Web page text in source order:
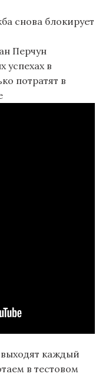
снова блокирует
Перчун
успехах в
потратят в
каждый
в тестовом